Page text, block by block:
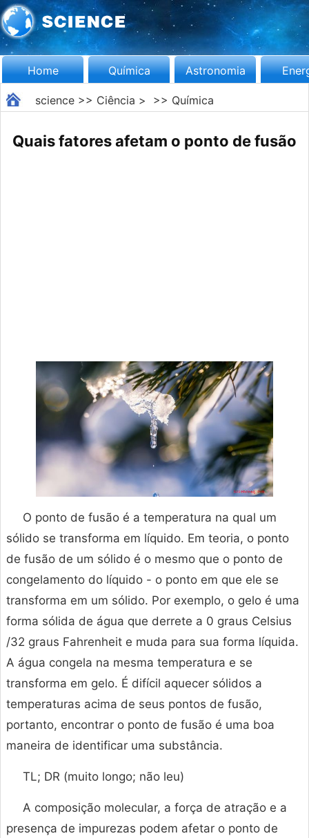
Home Química Astronomia
science>> Ciência > >> Química
Quais fatores afetam o ponto de fusão
O ponto de fusão é a temperatura na qual um
sólido se transforma em líquido. Em teoria, o ponto
de fusão de um sólido é o mesmo que o ponto de
congelamento do líquido - o ponto em que ele se
transforma em um sólido. Por exemplo, o gelo é uma
forma sólida de água que derrete a 0 graus Celsius
/32 graus Fahrenheit e muda para sua forma líquida.
A água congela na mesma temperatura e se
transforma em gelo. É difícil aquecer sólidos a
temperaturas acima de seus pontos de fusão,
portanto, encontrar o ponto de fusão é uma boa
maneira de identificar uma substância.
TL; DR (muito longo; não leu)
A composição molecular, a força de atração e a
presença de impurezas podem afetar o ponto de